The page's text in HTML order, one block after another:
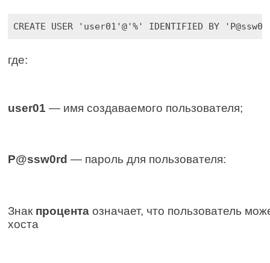
CREATE USER 'user01'@'%' IDENTIFIED BY
где:
user01 — имя создаваемого пользователя;
P@ssw0rd — пароль для пользователя:
Знак процента означает, что пользователь
хоста